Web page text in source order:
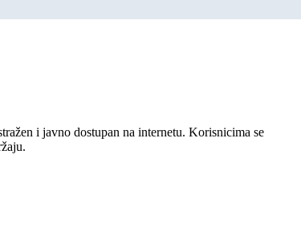
i javno dostupan na internetu. Korisnicima se